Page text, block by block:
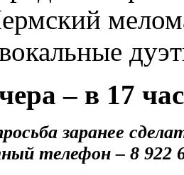
– в 17
заранее
телефон – 8 922